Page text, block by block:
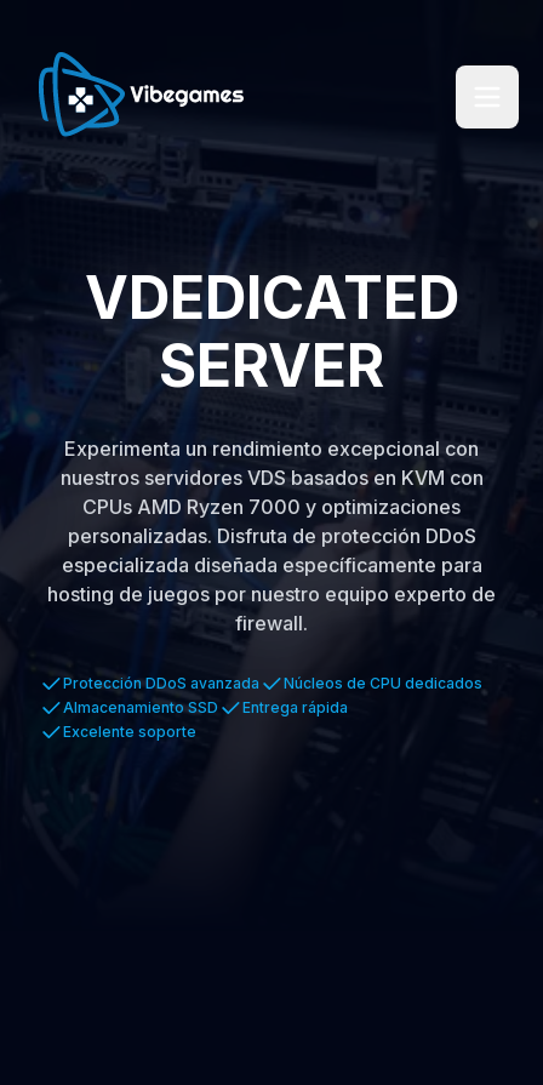
VDEDICATED
SERVER
Experimenta un rendimiento excepcional con
nuestros servidores VDS basados en KVM con
CPUs AMD Ryzen 7000 y optimizaciones
personalizadas. Disfruta de protección DDoS
especializada diseñada específicamente para
hosting de juegos por nuestro equipo experto de
firewall.
Protección DDoS avanzada
Núcleos de CPU dedicados
Almacenamiento SSD
Entrega rápida
Excelente soporte